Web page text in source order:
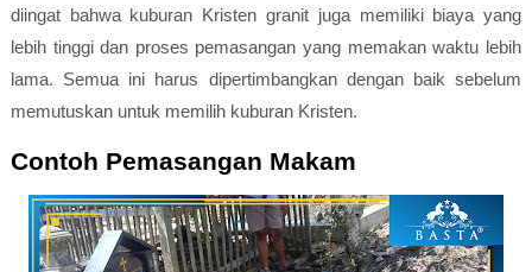
diingat bahwa kuburan Kristen granit juga memiliki biaya yang
lebih tinggi dan proses pemasangan yang memakan waktu lebih
lama. Semua ini harus dipertimbangkan dengan baik sebelum
memutuskan untuk memilih kuburan Kristen.
Contoh Pemasangan Makam